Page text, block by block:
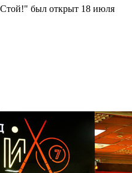
был открыт 18 июля